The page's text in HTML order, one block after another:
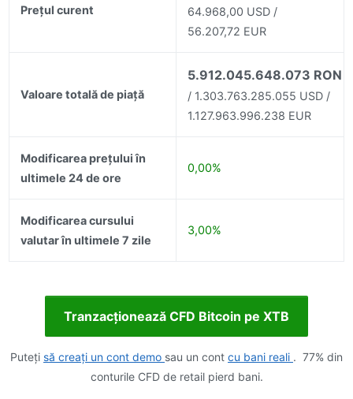
Prețul curent
64.968,00 USD /
56.207,72 EUR
Valoare totală de piață
5.912.045.648.073 RON
/ 1.303.763.285.055 USD /
1.127.963.996.238 EUR
Modificarea prețului în
ultimele 24 de ore
0,00%
Modificarea cursului
valutar în ultimele 7 zile
3,00%
Tranzacționează CFD Bitcoin pe XTB
Puteți să creați un cont demo sau un cont cu bani reali . 77% din
conturile CFD de retail pierd bani.